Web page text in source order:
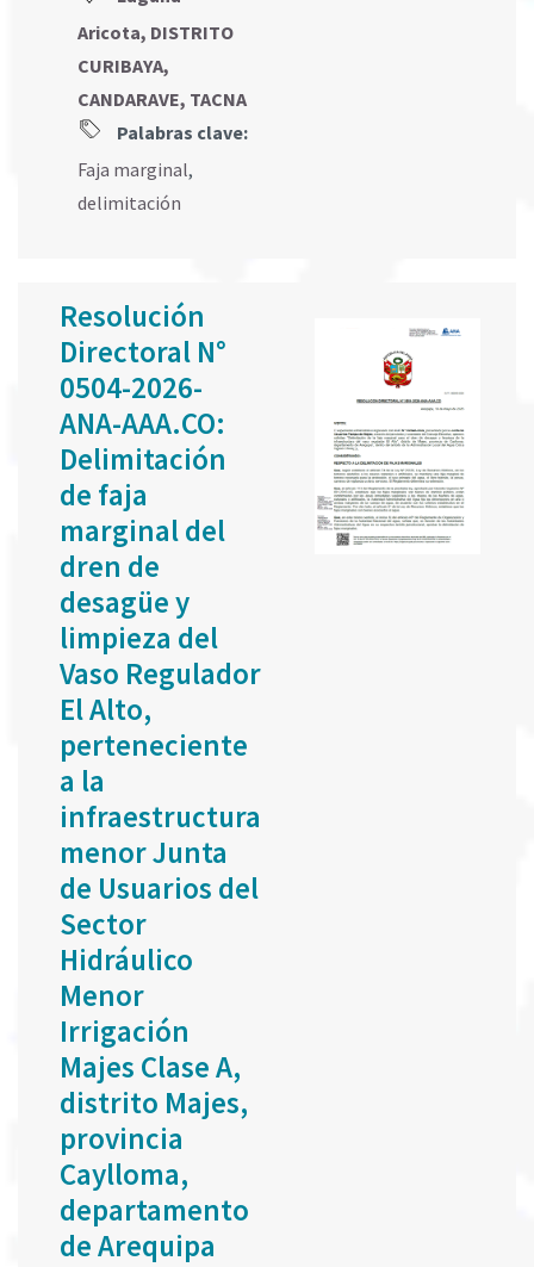
Aricota, DISTRITO
CURIBAYA,
CANDARAVE, TACNA
Palabras clave:
Faja marginal,
delimitación
Resolución
Directoral N°
0504-2026-
ANA-AAA.CO:
Delimitación
de faja
marginal del
dren de
desagüe y
limpieza del
Vaso Regulador
El Alto,
perteneciente
a la
infraestructura
menor Junta
de Usuarios del
Sector
Hidráulico
Menor
Irrigación
Majes Clase A,
distrito Majes,
provincia
Caylloma,
departamento
de Arequipa